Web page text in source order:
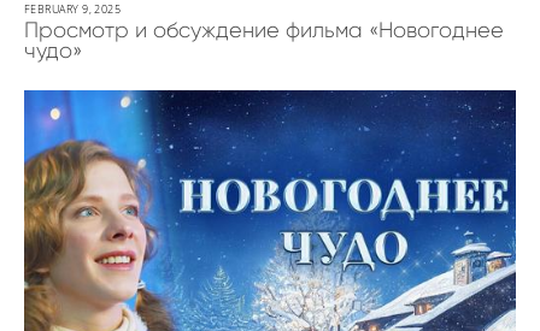
Просмотр и обсуждение фильма «Новогоднее
чудо»
FEBRUARY 9, 2025